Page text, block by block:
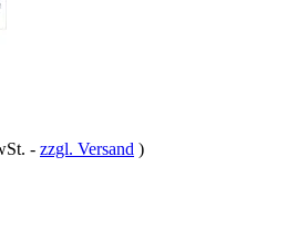
- zzgl. Versand )